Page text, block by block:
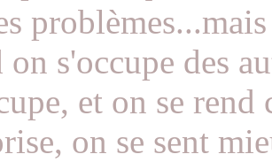
on s'occupe des
et on se
on se sent